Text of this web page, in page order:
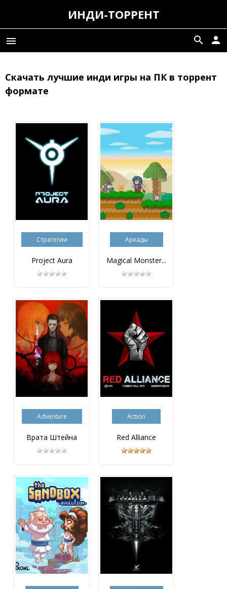
ИНДИ-ТОРРЕНТ
menu person
search
Скачать лучшие инди игры на ПК в торрент
формате
Стратегии
Project Aura
Аркады
Magical Monster...
Adventure
Врата Штейна
Action
Red Alliance